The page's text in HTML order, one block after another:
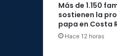
Más de 1.150
sostienen la
papa en Costa
Hace 12 horas